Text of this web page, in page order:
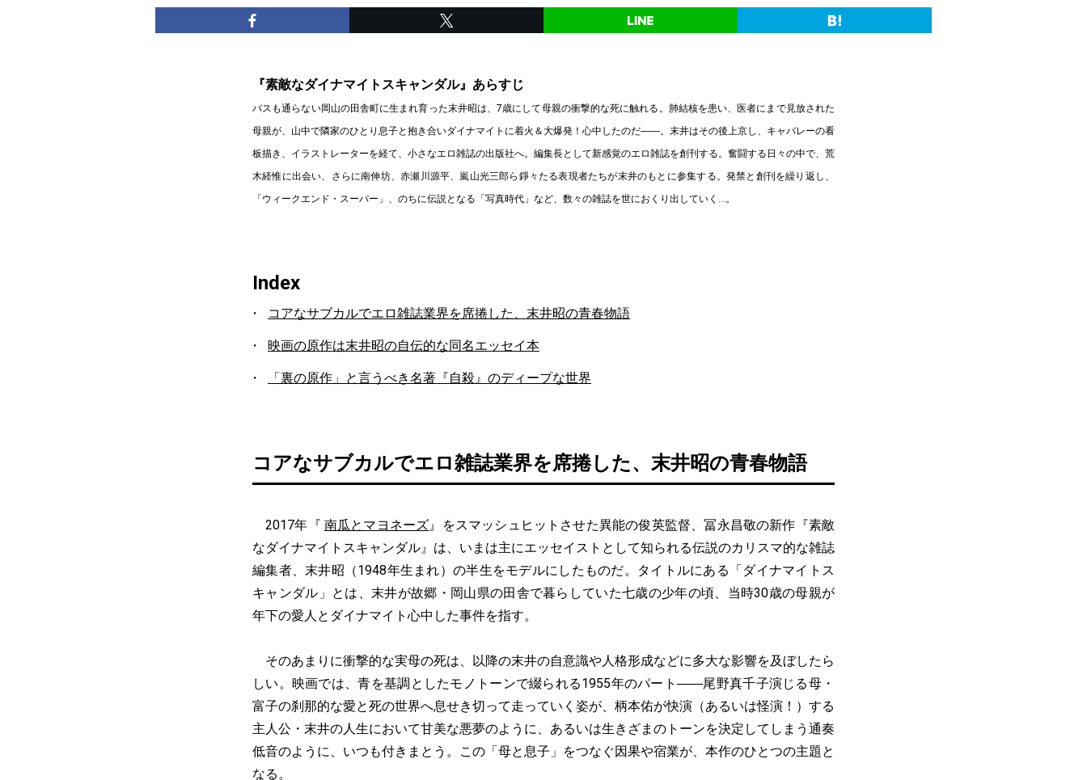
『素敵なダイナマイトスキャンダル』あらすじ
バスも通らない岡山の田舎町に生まれ育った末井昭は、7歳にして母親の衝撃的な死に触れる。肺結核を患い、医者にまで見放された
母親が、山中で隣家のひとり息子と抱き合いダイナマイトに着火＆大爆発！心中したのだ――。末井はその後上京し、キャバレーの看
板描き、イラストレーターを経て、小さなエロ雑誌の出版社へ。編集長として新感覚のエロ雑誌を創刊する。奮闘する日々の中で、荒
木経惟に出会い、さらに南伸坊、赤瀬川源平、嵐山光三郎ら錚々たる表現者たちが末井のもとに参集する。発禁と創刊を繰り返し、
「ウィークエンド・スーパー」、のちに伝説となる「写真時代」など、数々の雑誌を世におくり出していく…。
Index
コアなサブカルでエロ雑誌業界を席捲した、末井昭の青春物語
映画の原作は末井昭の自伝的な同名エッセイ本
「裏の原作」と言うべき名著『自殺』のディープな世界
コアなサブカルでエロ雑誌業界を席捲した、末井昭の青春物語
2017年『 南瓜とマヨネーズ』をスマッシュヒットさせた異能の俊英監督、冨永昌敬の新作『素敵
なダイナマイトスキャンダル』は、いまは主にエッセイストとして知られる伝説のカリスマ的な雑誌
編集者、末井昭（1948年生まれ）の半生をモデルにしたものだ。タイトルにある「ダイナマイトス
キャンダル」とは、末井が故郷・岡山県の田舎で暮らしていた七歳の少年の頃、当時30歳の母親が
年下の愛人とダイナマイト心中した事件を指す。
そのあまりに衝撃的な実母の死は、以降の末井の自意識や人格形成などに多大な影響を及ぼしたら
しい。映画では、青を基調としたモノトーンで綴られる1955年のパート――尾野真千子演じる母・
富子の刹那的な愛と死の世界へ息せき切って走っていく姿が、柄本佑が快演（あるいは怪演！）する
主人公・末井の人生において甘美な悪夢のように、あるいは生きざまのトーンを決定してしまう通奏
低音のように、いつも付きまとう。この「母と息子」をつなぐ因果や宿業が、本作のひとつの主題と
なる。